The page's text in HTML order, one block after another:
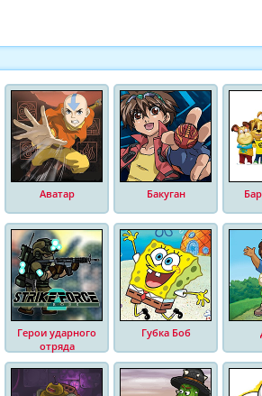
Аватар Бакуган
Герои ударного
отряда
Губка Боб